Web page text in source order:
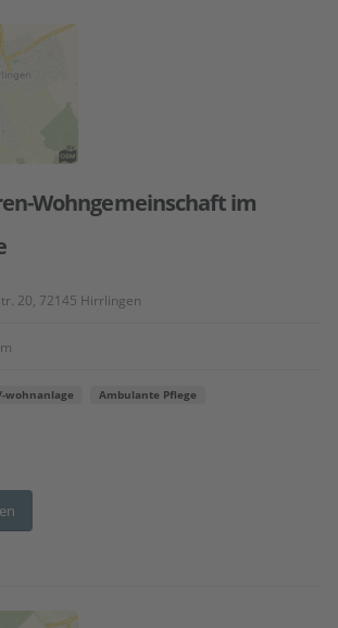
Wohngemeinschaft im
20, 72145 Hirrlingen
wohnanlage Ambulante Pflege